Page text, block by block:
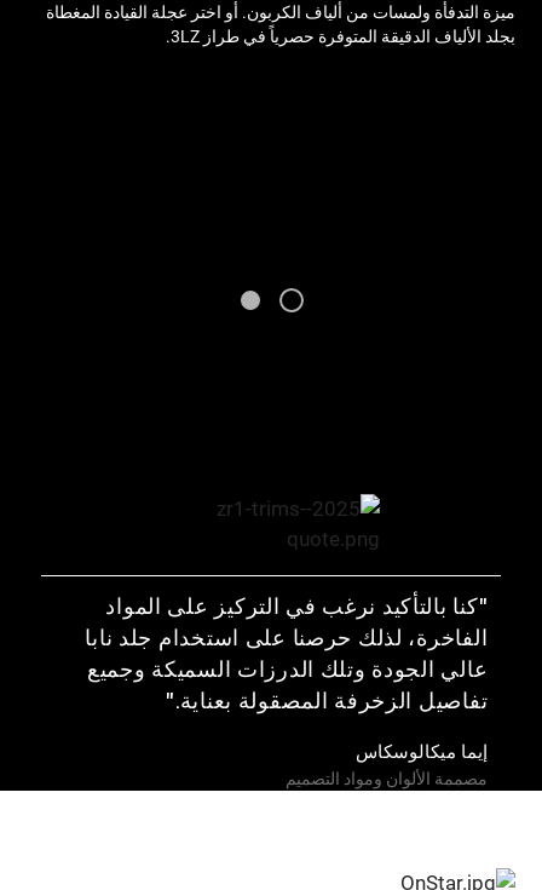
ميزة التدفأة ولمسات من ألياف الكربون. أو اختر عجلة القيادة المغطاة
بجلد الألياف الدقيقة المتوفرة حصرياً في طراز 3LZ.
1
2
"كنا بالتأكيد نرغب في التركيز على المواد
الفاخرة، لذلك حرصنا على استخدام جلد نابا
عالي الجودة وتلك الدرزات السميكة وجميع
تفاصيل الزخرفة المصقولة بعناية."
إيما ميكالوسكاس
مصممة الألوان ومواد التصميم